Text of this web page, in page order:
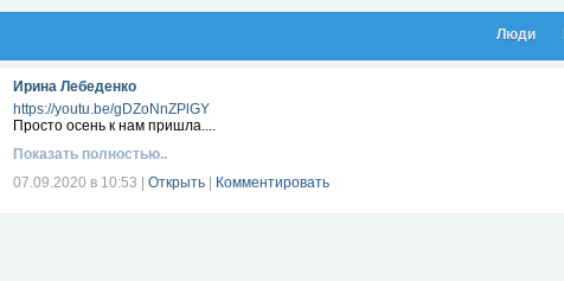
Люди
Ирина Лебеденко
https://youtu.be/gDZoNnZPlGY
Просто осень к нам пришла....
Показать полностью..
07.09.2020 в 10:53
Открыть Комментировать